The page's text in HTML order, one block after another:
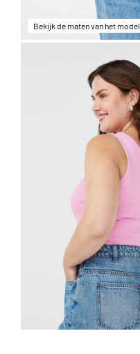
Bekijk de maten van het model